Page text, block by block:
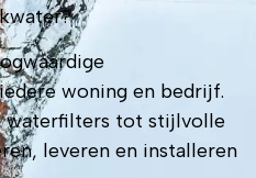
woning en bedrijf.
waterfilters tot stijlvolle
leveren en installeren